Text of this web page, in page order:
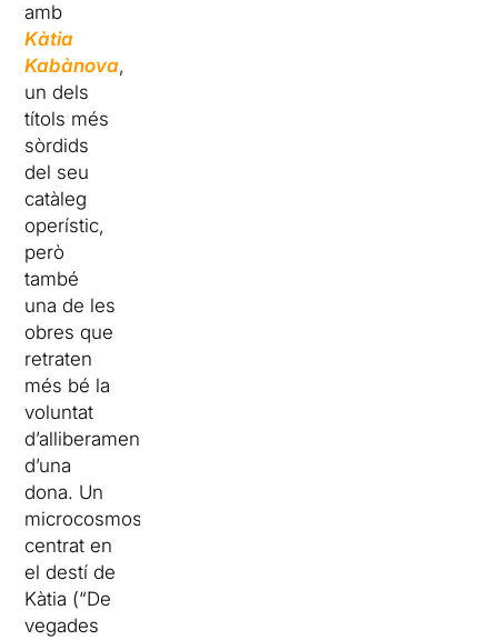
amb
Kàtia
Kabànova,
un dels
títols més
sòrdids
del seu
catàleg
operístic,
però
també
una de les
obres que
retraten
més bé la
voluntat
d’alliberament
d’una
dona. Un
microcosmos
centrat en
el destí de
Kàtia (“De
vegades